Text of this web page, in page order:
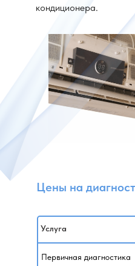
кондиционера.
Услуга
Первичная диагностика
Цены на